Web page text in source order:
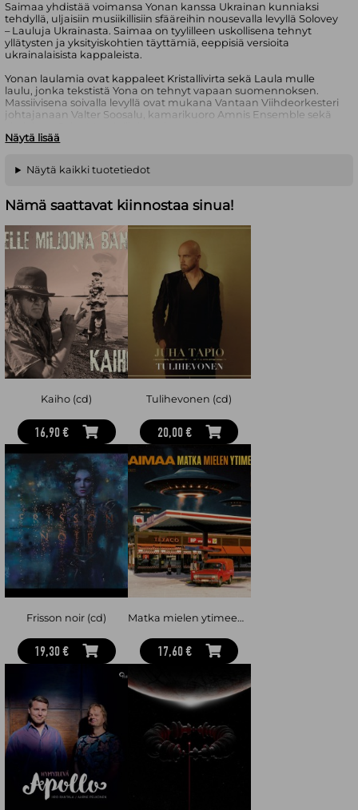
Saimaa yhdistää voimansa Yonan kanssa Ukrainan kunniaksi
tehdyllä, uljaisiin musiikillisiin sfääreihin nousevalla levyllä Solovey
– Lauluja Ukrainasta. Saimaa on tyylilleen uskollisena tehnyt
yllätysten ja yksityiskohtien täyttämiä, eeppisiä versioita
ukrainalaisista kappaleista.
Yonan laulamia ovat kappaleet Kristallivirta sekä Laula mulle
laulu, jonka tekstistä Yona on tehnyt vapaan suomennoksen.
Massiivisena soivalla levyllä ovat mukana Vantaan Viihdeorkesteri
johtajanaan Valter Soosalu, kamarikuoro Amnis Ensemble sekä
1. Laula mulle laulu (preludi) 3:21
2. Laula mulle laulu 3:21
3. Oy luzi chervona kalyna 4:50
B-puoli
1. Chervona ruta 4:04
2. Kristallivirta 5:34
3. Kristallivirta (coda) 3:20
Näytä lisää
Näytä kaikki tuotetiedot
Nämä saattavat kiinnostaa sinua!
Kaiho (cd)
16,90 €
Tulihevonen (cd)
20,00 €
Frisson noir (cd)
19,30 €
Matka mielen ytimeen (cd) : vol. 2
17,60 €